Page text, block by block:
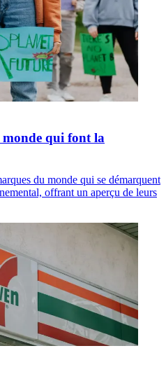
monde qui font la
du monde qui se démarquent
offrant un aperçu de leurs